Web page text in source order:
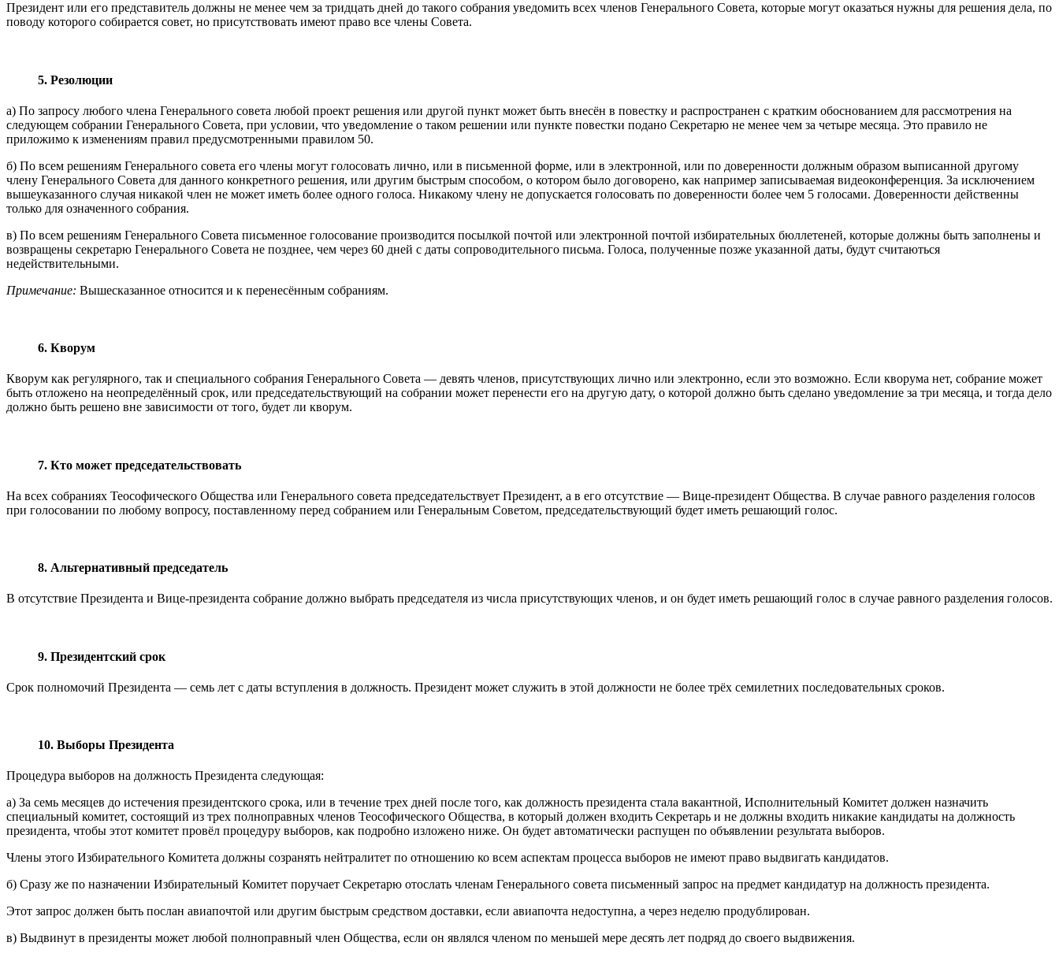
Президент или его представитель должны не менее чем за тридцать дней до такого собрания уведомить всех членов Генерального Совета, которые могут оказаться нужны для решения дела, по
поводу которого собирается совет, но присутствовать имеют право все члены Совета.
5. Резолюции
а) По запросу любого члена Генерального совета любой проект решения или другой пункт может быть внесён в повестку и распространен с кратким обоснованием для рассмотрения на
следующем собрании Генерального Совета, при условии, что уведомление о таком решении или пункте повестки подано Секретарю не менее чем за четыре месяца. Это правило не
приложимо к изменениям правил предусмотренными правилом 50.
б) По всем решениям Генерального совета его члены могут голосовать лично, или в письменной форме, или в электронной, или по доверенности должным образом выписанной другому
члену Генерального Совета для данного конкретного решения, или другим быстрым способом, о котором было договорено, как например записываемая видеоконференция. За исключением
вышеуказанного случая никакой член не может иметь более одного голоса. Никакому члену не допускается голосовать по доверенности более чем 5 голосами. Доверенности действенны
только для означенного собрания.
в) По всем решениям Генерального Совета письменное голосование производится посылкой почтой или электронной почтой избирательных бюллетеней, которые должны быть заполнены и
возвращены секретарю Генерального Совета не позднее, чем через 60 дней с даты сопроводительного письма. Голоса, полученные позже указанной даты, будут считаються
недействительными.
Примечание: Вышесказанное относится и к перенесённым собраниям.
6. Кворум
Кворум как регулярного, так и специального собрания Генерального Совета — девять членов, присутствующих лично или электронно, если это возможно. Если кворума нет, собрание может
быть отложено на неопределённый срок, или председательствующий на собрании может перенести его на другую дату, о которой должно быть сделано уведомление за три месяца, и тогда дело
должно быть решено вне зависимости от того, будет ли кворум.
7. Кто может председательствовать
На всех собраниях Теософического Общества или Генерального совета председательствует Президент, а в его отсутствие — Вице-президент Общества. В случае равного разделения голосов
при голосовании по любому вопросу, поставленному перед собранием или Генеральным Советом, председательствующий будет иметь решающий голос.
8. Альтернативный председатель
В отсутствие Президента и Вице-президента собрание должно выбрать председателя из числа присутствующих членов, и он будет иметь решающий голос в случае равного разделения голосов.
9. Президентский срок
Срок полномочий Президента — семь лет с даты вступления в должность. Президент может служить в этой должности не более трёх семилетних последовательных сроков.
10. Выборы Президента
Процедура выборов на должность Президента следующая:
a) За семь месяцев до истечения президентского срока, или в течение трех дней после того, как должность президента стала вакантной, Исполнительный Комитет должен назначить
специальный комитет, состоящий из трех полноправных членов Теософического Общества, в который должен входить Секретарь и не должны входить никакие кандидаты на должность
президента, чтобы этот комитет провёл процедуру выборов, как подробно изложено ниже. Он будет автоматически распущен по объявлении результата выборов.
Члены этого Избирательного Комитета должны созранять нейтралитет по отношению ко всем аспектам процесса выборов не имеют право выдвигать кандидатов.
б) Сразу же по назначении Избирательный Комитет поручает Секретарю отослать членам Генерального совета письменный запрос на предмет кандидатур на должность президента.
Этот запрос должен быть послан авиапочтой или другим быстрым средством доставки, если авиапочта недоступна, а через неделю продублирован.
в) Выдвинут в президенты может любой полноправный член Общества, если он являлся членом по меньшей мере десять лет подряд до своего выдвижения.